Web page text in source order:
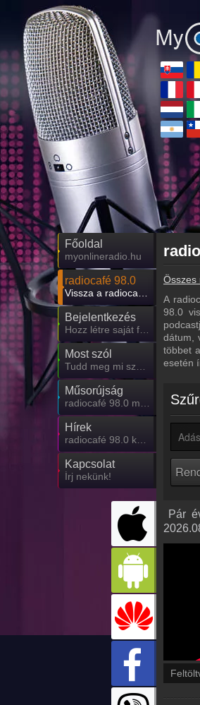
Főoldal
myonlineradio.hu
radiocafé 98.0
Bejelentkezés
Most szól
Műsorújság
Hírek
Kapcsolat
Írj nekünk!
Összes
A
98.0
dátum,
többet
esetén
Pár